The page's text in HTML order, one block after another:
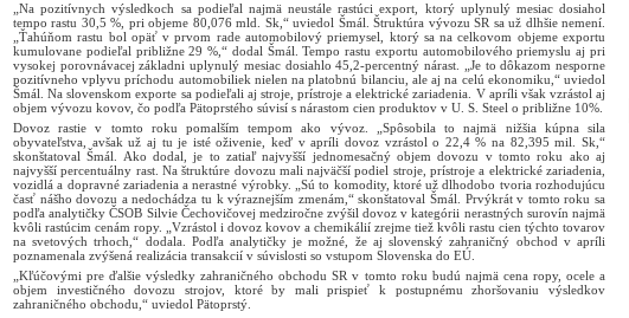
„Na pozitívnych výsledkoch sa podieľal najmä neustále rastúci export, ktorý uplynulý mesiac dosiahol
tempo rastu 30,5 %, pri objeme 80,076 mld. Sk,“ uviedol Šmál. Štruktúra vývozu SR sa už dlhšie nemení.
„Ťahúňom rastu bol opäť v prvom rade automobilový priemysel, ktorý sa na celkovom objeme exportu
kumulovane podieľal približne 29 %,“ dodal Šmál. Tempo rastu exportu automobilového priemyslu aj pri
vysokej porovnávacej základni uplynulý mesiac dosiahlo 45,2-percentný nárast. „Je to dôkazom nesporne
pozitívneho vplyvu príchodu automobiliek nielen na platobnú bilanciu, ale aj na celú ekonomiku,“ uviedol
Šmál. Na slovenskom exporte sa podieľali aj stroje, prístroje a elektrické zariadenia. V apríli však vzrástol aj
objem vývozu kovov, čo podľa Pätoprstého súvisí s nárastom cien produktov v U. S. Steel o približne 10%.
Dovoz rastie v tomto roku pomalším tempom ako vývoz. „Spôsobila to najmä nižšia kúpna sila
obyvateľstva, avšak už aj tu je isté oživenie, keď v apríli dovoz vzrástol o 22,4 % na 82,395 mil. Sk,“
skonštatoval Šmál. Ako dodal, je to zatiaľ najvyšší jednomesačný objem dovozu v tomto roku ako aj
najvyšší percentuálny rast. Na štruktúre dovozu mali najväčší podiel stroje, prístroje a elektrické zariadenia,
vozidlá a dopravné zariadenia a nerastné výrobky. „Sú to komodity, ktoré už dlhodobo tvoria rozhodujúcu
časť nášho dovozu a nedochádza tu k výraznejším zmenám,“ skonštatoval Šmál. Prvýkrát v tomto roku sa
podľa analytičky ČSOB Silvie Čechovičovej medziročne zvýšil dovoz v kategórii nerastných surovín najmä
kvôli rastúcim cenám ropy. „Vzrástol i dovoz kovov a chemikálií zrejme tiež kvôli rastu cien týchto tovarov
na svetových trhoch,“ dodala. Podľa analytičky je možné, že aj slovenský zahraničný obchod v apríli
poznamenala zvýšená realizácia transakcií v súvislosti so vstupom Slovenska do EÚ.
„Kľúčovými pre ďalšie výsledky zahraničného obchodu SR v tomto roku budú najmä cena ropy, ocele a
objem investičného dovozu strojov, ktoré by mali prispieť k postupnému zhoršovaniu výsledkov
zahraničného obchodu,“ uviedol Pätoprstý.